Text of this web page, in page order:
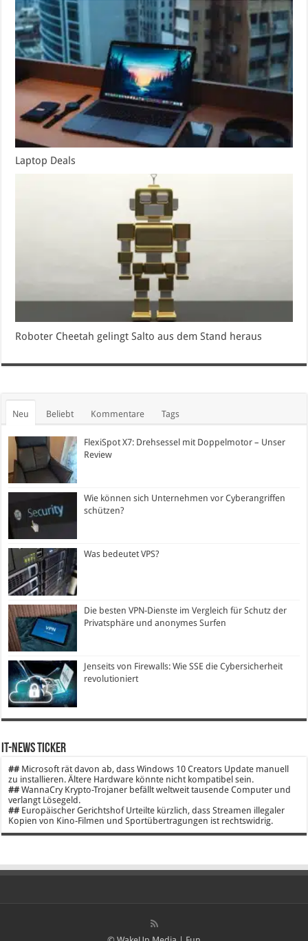
Laptop Deals
Roboter Cheetah gelingt Salto aus dem Stand heraus
Neu Beliebt Kommentare Tags
FlexiSpot X7: Drehsessel mit Doppelmotor – Unser
Review
Wie können sich Unternehmen vor Cyberangriffen
schützen?
Was bedeutet VPS?
Die besten VPN-Dienste im Vergleich für Schutz der
Privatsphäre und anonymes Surfen
Jenseits von Firewalls: Wie SSE die Cybersicherheit
revolutioniert
IT-News Ticker
## Microsoft rät davon ab, dass Windows 10 Creators Update manuell
zu installieren. Ältere Hardware könnte nicht kompatibel sein.
## WannaCry Krypto-Trojaner befällt weltweit tausende Computer und
verlangt Lösegeld.
## Europäischer Gerichtshof Urteilte kürzlich, dass Streamen illegaler
Kopien von Kino-Filmen und Sportübertragungen ist rechtswidrig.